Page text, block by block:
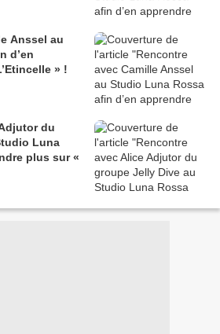
Anssel au
d’en
» !
du
Luna
plus sur «